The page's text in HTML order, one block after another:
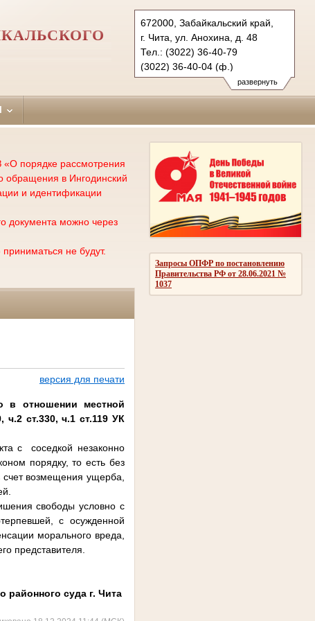
развернуть
672000, Забайкальский край,
г. Чита, ул. Анохина, д. 48
Тел.: (3022) 36-40-79
(3022) 36-40-04 (ф.)
ingoda.cht@sudrf.ru
Запросы ОПФР по постановлению
Правительства РФ от 28.06.2021 №
1037
порядке рассмотрения
обращения в Ингодинский
и идентификации
документа можно через
не будут.
версия для печати
в отношении местной
ст.330, ч.1 ст.119 УК
с соседкой незаконно
порядку, то есть без
возмещения ущерба,
свободы условно с
с осужденной
морального вреда,
представителя.
районного суда г. Чита